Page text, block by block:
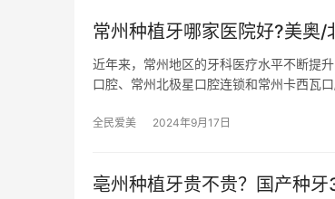
常州种植牙哪家医院好?美奥
近年来，常州地区的牙科医疗水平不断提
口腔、常州北极星口腔连锁和常州卡西瓦
全民爱美 2024年9月17日
亳州种植牙贵不贵？国产种